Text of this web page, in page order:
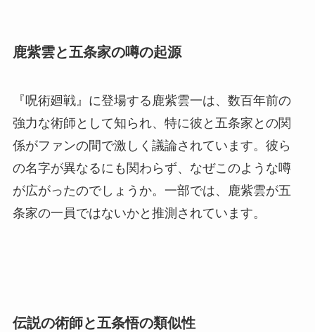
鹿紫雲と五条家の噂の起源
『呪術廻戦』に登場する鹿紫雲一は、数百年前の
強力な術師として知られ、特に彼と五条家との関
係がファンの間で激しく議論されています。彼ら
の名字が異なるにも関わらず、なぜこのような噂
が広がったのでしょうか。一部では、鹿紫雲が五
条家の一員ではないかと推測されています。
伝説の術師と五条悟の類似性